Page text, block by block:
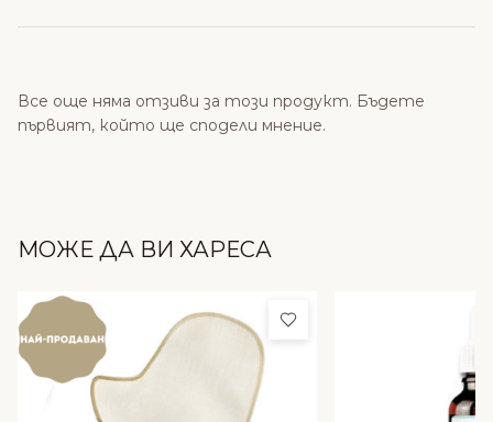
Все още няма отзиви за този продукт. Бъдете
първият, който ще сподели мнение.
МОЖЕ ДА ВИ ХАРЕСА
Добави в любими